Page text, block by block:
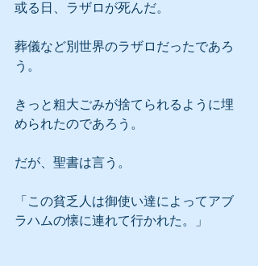
或る日、ラザロが死んだ。
葬儀など別世界のラザロだったであろ
う。
きっと粗大ごみが捨てられるように埋
められたのであろう。
だが、聖書は言う。
「この貧乏人は御使い達によってアブ
ラハムの懐に連れて行かれた。」